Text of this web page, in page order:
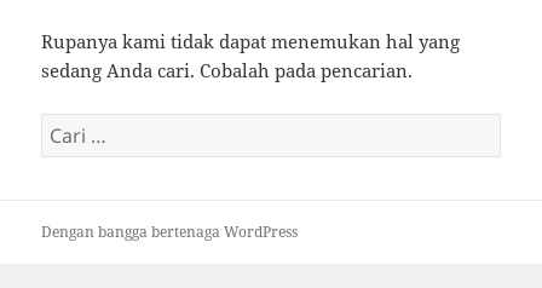
Rupanya kami tidak dapat menemukan hal yang
sedang Anda cari. Cobalah pada pencarian.
Cari
untuk:
Dengan bangga bertenaga WordPress